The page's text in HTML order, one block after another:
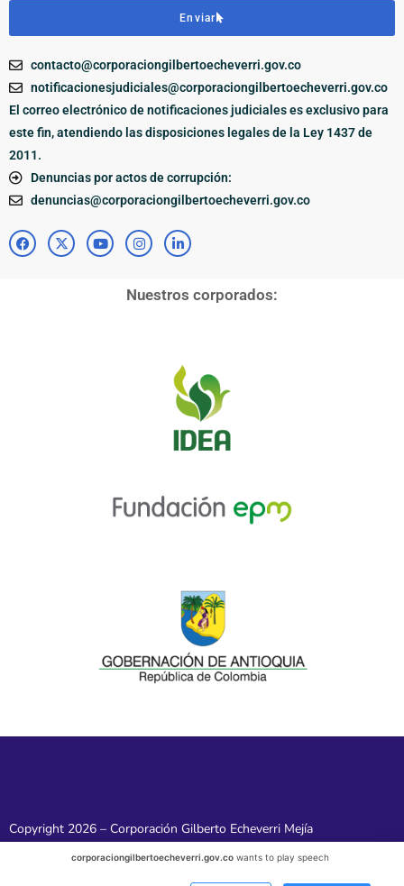
Enviar
contacto@corporaciongilbertoecheverri.gov.co
notificacionesjudiciales@corporaciongilbertoecheverri.gov.co
El correo electrónico de notificaciones judiciales es exclusivo para
este fin, atendiendo las disposiciones legales de la Ley 1437 de
2011.
Denuncias por actos de corrupción:
denuncias@corporaciongilbertoecheverri.gov.co
Nuestros corporados:
Copyright 2026 – Corporación Gilberto Echeverri Mejía
corporaciongilbertoecheverri.gov.cowants to play speech